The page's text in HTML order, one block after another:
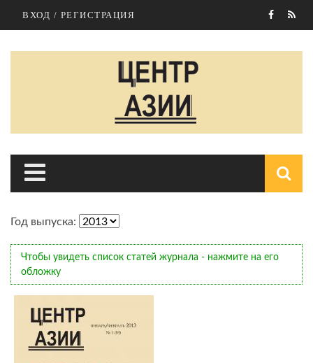
ВХОД / РЕГИСТРАЦИЯ
Год выпуска:
Чтобы увидеть список статей журнала - нажмите на его
обложку